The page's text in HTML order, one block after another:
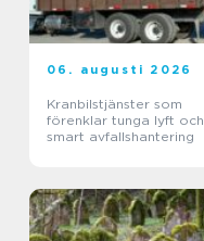
06. augusti 2026
Kranbilstjänster som
förenklar tunga lyft och
smart avfallshantering